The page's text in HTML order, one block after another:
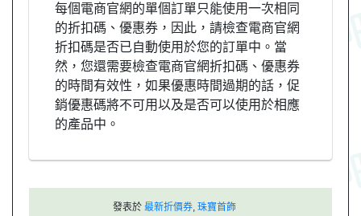
每個電商官網的單個訂單只能使用一次相同
的折扣碼、優惠券，因此，請檢查電商官網
折扣碼是否已自動使用於您的訂單中。當
然，您還需要檢查電商官網折扣碼、優惠券
的時間有效性，如果優惠時間過期的話，促
銷優惠碼將不可用以及是否可以使用於相應
的產品中。
發表於 最新折價券 珠寶首飾